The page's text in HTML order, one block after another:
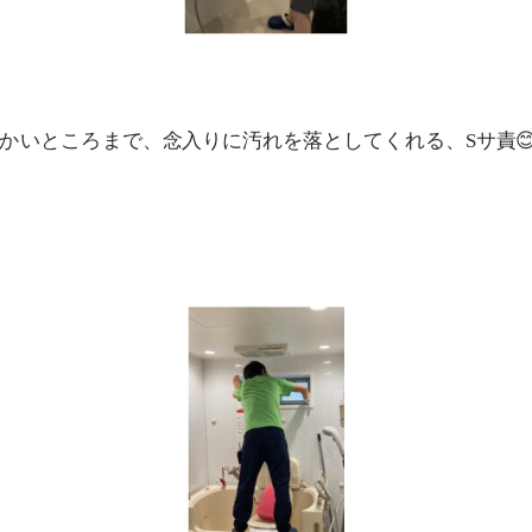
いところまで、念入りに汚れを落としてくれる、Sサ責